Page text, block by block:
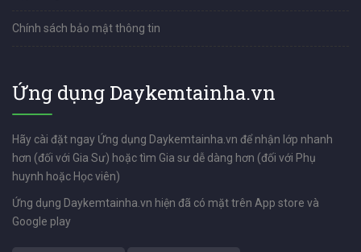
Chính sách bảo mật thông tin
Ứng dụng Daykemtainha.vn
Hãy cài đặt ngay Ứng dụng Daykemtainha.vn để nhận lớp nhanh
hơn (đối với Gia Sư) hoặc tìm Gia sư dễ dàng hơn (đối với Phụ
huynh hoặc Học viên)
Ứng dụng Daykemtainha.vn hiện đã có mặt trên App store và
Google play